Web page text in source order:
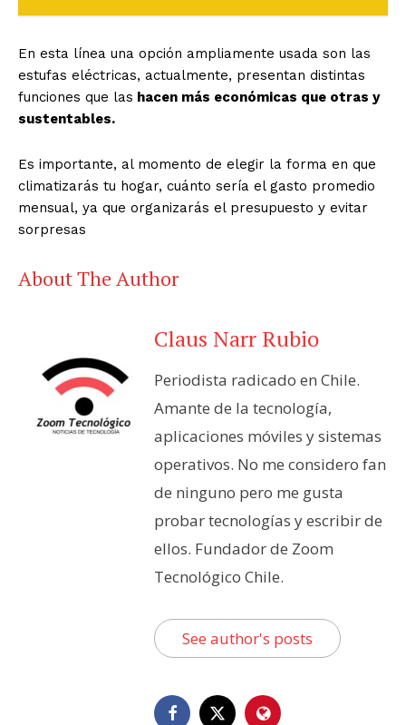
En esta línea una opción ampliamente usada son las
estufas eléctricas, actualmente, presentan distintas
funciones que las hacen más económicas que otras y
sustentables.
Es importante, al momento de elegir la forma en que
climatizarás tu hogar, cuánto sería el gasto promedio
mensual, ya que organizarás el presupuesto y evitar
sorpresas
About The Author
Claus Narr Rubio
Periodista radicado en Chile.
Amante de la tecnología,
aplicaciones móviles y sistemas
operativos. No me considero fan
de ninguno pero me gusta
probar tecnologías y escribir de
ellos. Fundador de Zoom
Tecnológico Chile.
See author's posts